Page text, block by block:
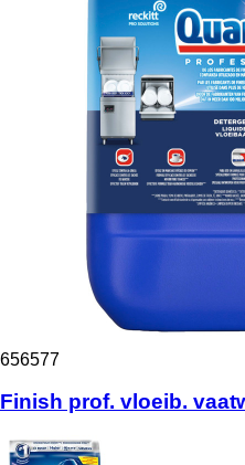
656577
Finish prof. vloeib.